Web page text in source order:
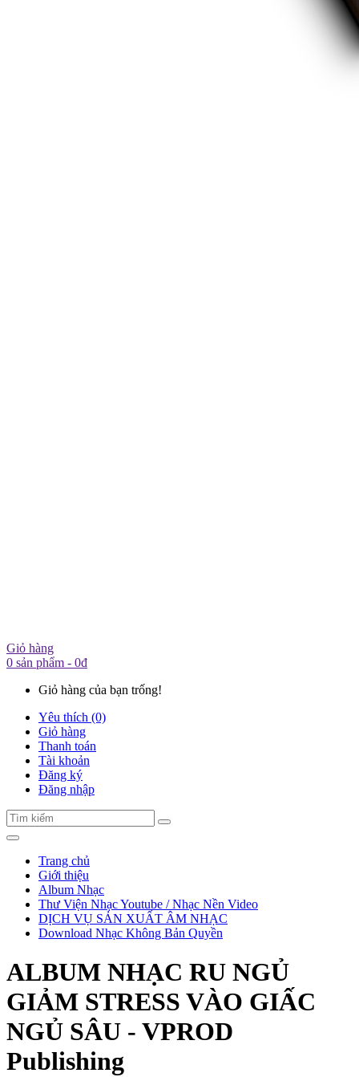
Giỏ hàng
0 sản phẩm - 0đ
Giỏ hàng của bạn trống!
Yêu thích (0)
Giỏ hàng
Thanh toán
Tài khoản
Đăng ký
Đăng nhập
Trang chủ
Giới thiệu
Album Nhạc
Thư Viện Nhạc Youtube / Nhạc Nền Video
DỊCH VỤ SẢN XUẤT ÂM NHẠC
Download Nhạc Không Bản Quyền
ALBUM NHẠC RU NGỦ
GIẢM STRESS VÀO GIẤC
NGỦ SÂU - VPROD
Publishing